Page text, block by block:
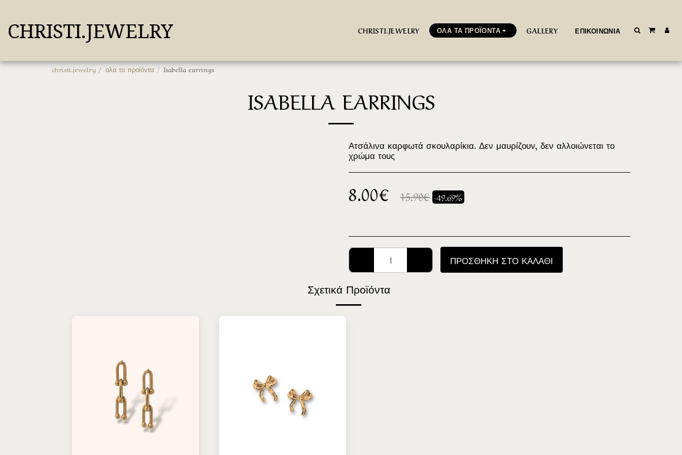
CHRISTI.JEWELRY CHRISTI.JEWELRY ΟΛΑ ΤΑ ΠΡΟΪΌΝΤΑ GALLERY ΕΠΙΚΟΙΝΩΝΊΑ
christi.jewelry ολα τα προϊόντα Isabella earrings
ISABELLA EARRINGS
Ατσάλινα καρφωτά σκουλαρίκια. Δεν μαυρίζουν, δεν αλλοιώνεται το
χρώμα τους
8.00€ 15.90€ -49.69%
ΠΡΟΣΘΉΚΗ ΣΤΟ ΚΑΛΆΘΙ
Σχετικά Προϊόντα